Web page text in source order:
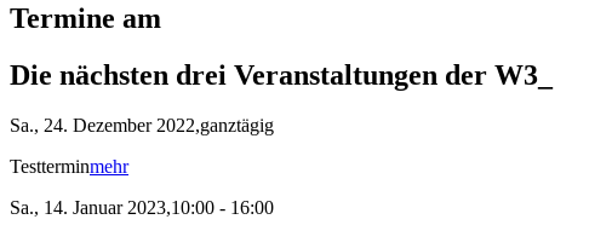
Termine am
Die nächsten drei Veranstaltungen der W3_
Sa., 24. Dezember 2022,ganztägig
Testterminmehr
Sa., 14. Januar 2023,10:00 - 16:00